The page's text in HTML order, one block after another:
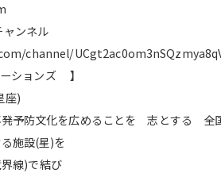
ンネル
channel/
ションズ 】
座)
予防文化を広めることを 志とする 全
施設(星)を
線)で結び